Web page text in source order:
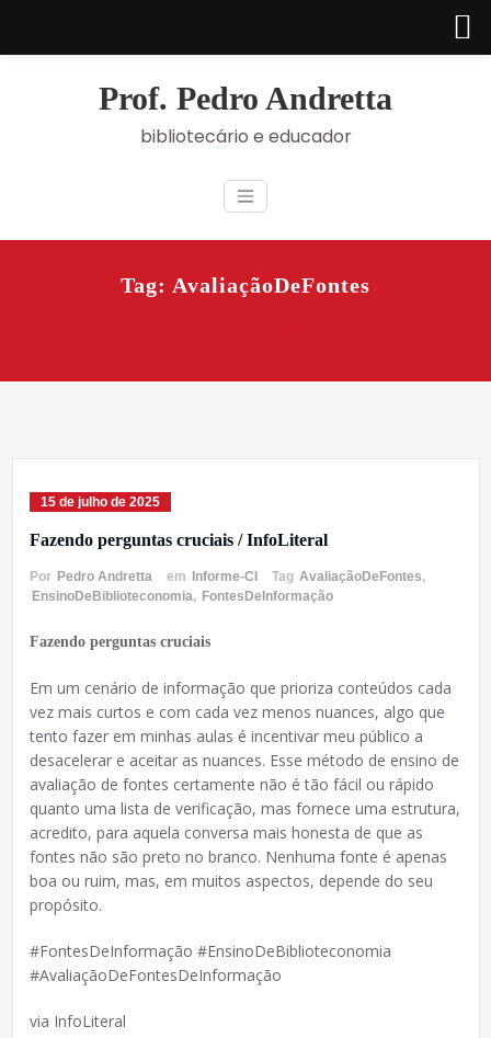
Prof. Pedro Andretta
bibliotecário e educador
Tag: AvaliaçãoDeFontes
15 de julho de 2025
Fazendo perguntas cruciais / InfoLiteral
Por Pedro Andretta em Informe-CI Tag AvaliaçãoDeFontes,
EnsinoDeBiblioteconomia, FontesDeInformação
Fazendo perguntas cruciais
Em um cenário de informação que prioriza conteúdos cada
vez mais curtos e com cada vez menos nuances, algo que
tento fazer em minhas aulas é incentivar meu público a
desacelerar e aceitar as nuances. Esse método de ensino de
avaliação de fontes certamente não é tão fácil ou rápido
quanto uma lista de verificação, mas fornece uma estrutura,
acredito, para aquela conversa mais honesta de que as
fontes não são preto no branco. Nenhuma fonte é apenas
boa ou ruim, mas, em muitos aspectos, depende do seu
propósito.
#FontesDeInformação #EnsinoDeBiblioteconomia
#AvaliaçãoDeFontesDeInformação
via InfoLiteral